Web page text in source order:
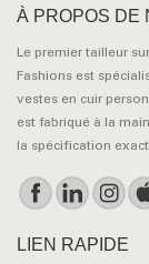
À PROPOS DE
Le premier tailleur
Fashions est
vestes en cuir
est fabriqué à la
la spécification
LIEN RAPIDE